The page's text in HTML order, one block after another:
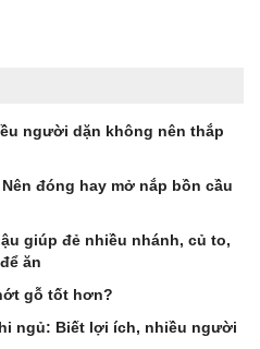
người dặn không nên thắp
đóng hay mở nắp bồn cầu
giúp đẻ nhiều nhánh, củ to,
ăn
gỗ tốt hơn?
ngủ: Biết lợi ích, nhiều người